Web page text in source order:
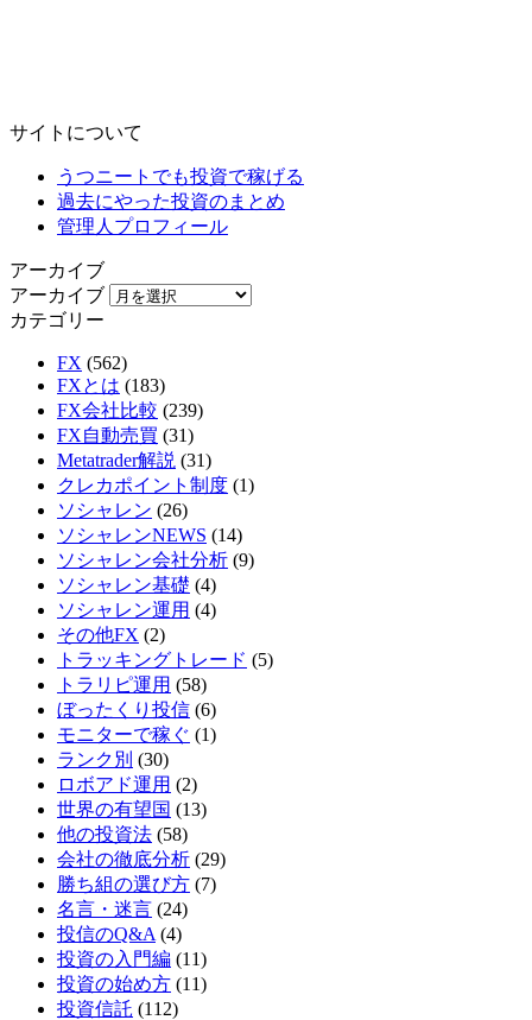
サイトについて
うつニートでも投資で稼げる
過去にやった投資のまとめ
管理人プロフィール
アーカイブ
アーカイブ
カテゴリー
FX (562)
FXとは (183)
FX会社比較 (239)
FX自動売買 (31)
Metatrader解説 (31)
クレカポイント制度 (1)
ソシャレン (26)
ソシャレンNEWS (14)
ソシャレン会社分析 (9)
ソシャレン基礎 (4)
ソシャレン運用 (4)
その他FX (2)
トラッキングトレード (5)
トラリピ運用 (58)
ぼったくり投信 (6)
モニターで稼ぐ (1)
ランク別 (30)
ロボアド運用 (2)
世界の有望国 (13)
他の投資法 (58)
会社の徹底分析 (29)
勝ち組の選び方 (7)
名言・迷言 (24)
投信のQ&A (4)
投資の入門編 (11)
投資の始め方 (11)
投資信託 (112)